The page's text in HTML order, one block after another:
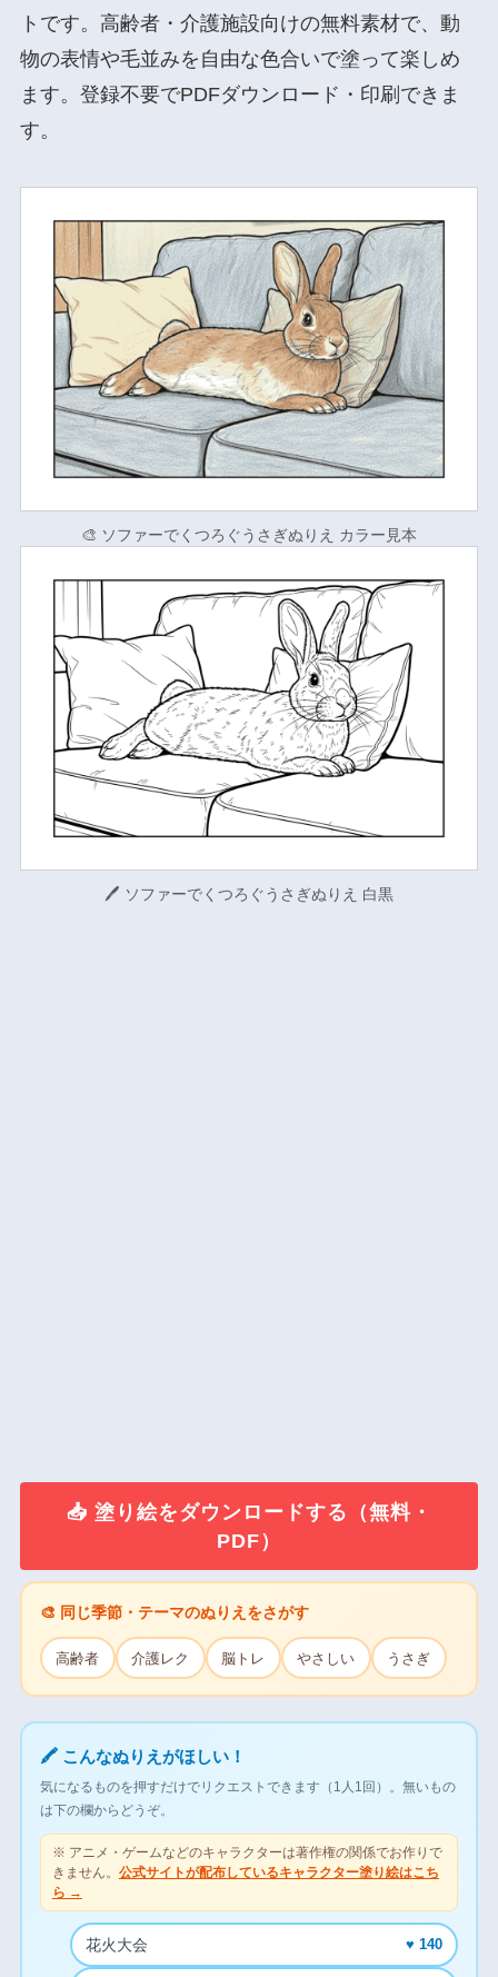
トです。高齢者・介護施設向けの無料素材で、動
物の表情や毛並みを自由な色合いで塗って楽しめ
ます。登録不要でPDFダウンロード・印刷できま
す。
🎨 ソファーでくつろぐうさぎぬりえ カラー見本
🖊 ソファーでくつろぐうさぎぬりえ 白黒
📥 塗り絵をダウンロードする（無料・
PDF）
🎨 同じ季節・テーマのぬりえをさがす
高齢者 介護レク 脳トレ やさしい うさぎ
🖍 こんなぬりえがほしい！
気になるものを押すだけでリクエストできます（1人1回）。無いもの
は下の欄からどうぞ。
※ アニメ・ゲームなどのキャラクターは著作権の関係でお作りで
きません。 公式サイトが配布しているキャラクター塗り絵はこち
ら →
花火大会 ♥ 140